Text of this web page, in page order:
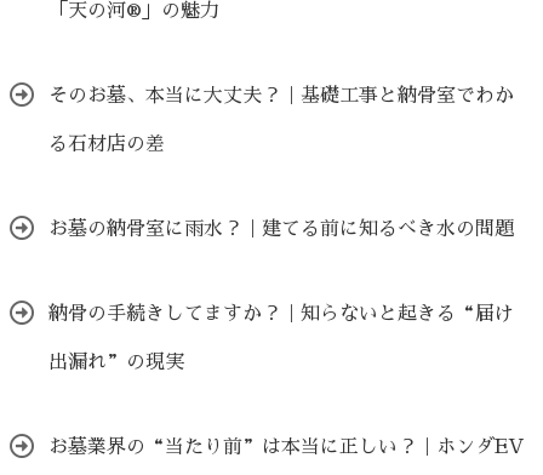
「天の河®」の魅力
そのお墓、本当に大丈夫？｜基礎工事と納骨室でわか
る石材店の差
お墓の納骨室に雨水？｜建てる前に知るべき水の問題
納骨の手続きしてますか？｜知らないと起きる“届け
出漏れ”の現実
お墓業界の“当たり前”は本当に正しい？｜ホンダEV